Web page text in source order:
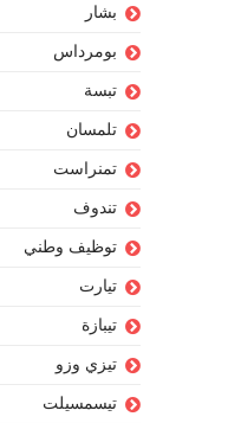
بشار
بومرداس
تبسة
تلمسان
تمنراست
تندوف
توظيف وطني
تيارت
تيبازة
تيزي وزو
تيسمسيلت